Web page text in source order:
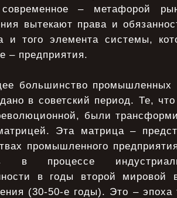
– метафорой
вытекают права и
и того элемента системы,
– предприятия.
большинство промышленных
в советский период. Те,
были
Эта матрица –
промышленного
в процессе
в годы второй мировой
(30-50-е годы). Это – эпоха